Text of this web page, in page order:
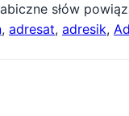
słów
, adresat, adresik,